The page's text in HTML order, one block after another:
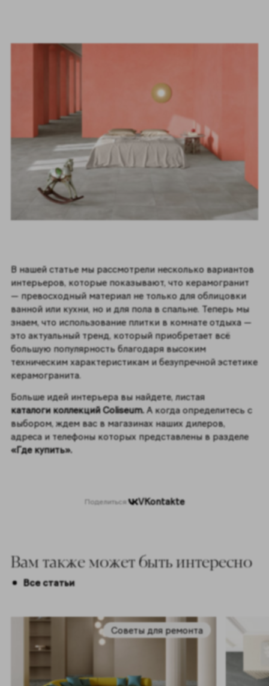
В нашей статье мы рассмотрели несколько вариантов
интерьеров, которые показывают, что керамогранит
— превосходный материал не только для облицовки
ванной или кухни, но и для пола в спальне. Теперь мы
знаем, что использование плитки в комнате отдыха —
это актуальный тренд, который приобретает всё
большую популярность благодаря высоким
техническим характеристикам и безупречной эстетике
керамогранита.
Больше идей интерьера вы найдете, листая
каталоги коллекций Coliseum.А когда определитесь с
выбором, ждем вас в магазинах наших дилеров,
адреса и телефоны которых представлены в разделе
«Где купить».
Поделиться: VKontakte
Вам также может быть интересно
Все статьи
Советы для ремонта